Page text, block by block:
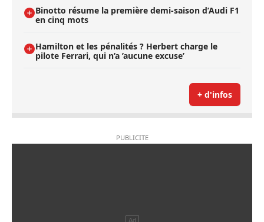
Binotto résume la première demi-saison d’Audi F1
en cinq mots
Hamilton et les pénalités ? Herbert charge le
pilote Ferrari, qui n’a ’aucune excuse’
+ d'infos